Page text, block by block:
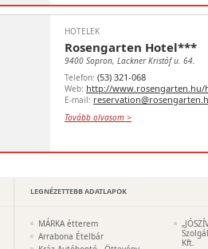
HOTELEK
Rosengarten Hotel***
9400 Sopron, Lackner Kristóf u. 64.
Telefon: (53) 321-068
Web: http://
E-mail:
Tovább olvasom >
LEGNÉZETTEBB ADATLAPOK
MÁRKA étterem
Arrabona Ételbár
Kft.